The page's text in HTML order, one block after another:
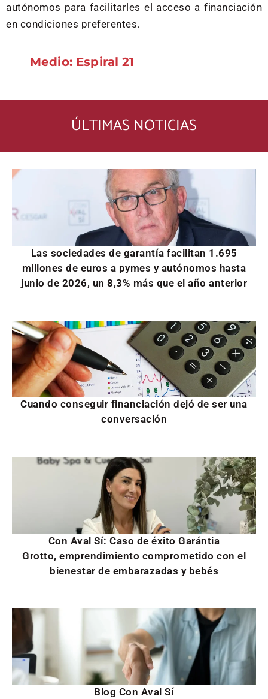
autónomos para facilitarles el acceso a financiación
en condiciones preferentes.
Medio: Espiral 21
ÚLTIMAS NOTICIAS
Las sociedades de garantía facilitan 1.695
millones de euros a pymes y autónomos hasta
junio de 2026, un 8,3% más que el año anterior
Cuando conseguir financiación dejó de ser una
conversación
Con Aval Sí: Caso de éxito Garántia
Grotto, emprendimiento comprometido con el
bienestar de embarazadas y bebés
Blog Con Aval Sí